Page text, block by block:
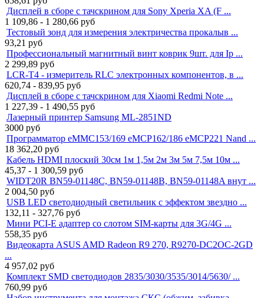
Дисплей в сборе с тачскрином для Sony Xperia XA (F ...
1 109,86 - 1 280,66 руб
Тестовый зонд для измерения электричества прокалыв ...
93,21 руб
Профессиональный магнитный винт коврик 9шт. для Ip ...
2 299,89 руб
LCR-T4 - измеритель RLC электронных компонентов, в ...
620,74 - 839,95 руб
Дисплей в сборе с тачскрином для Xiaomi Redmi Note ...
1 227,39 - 1 490,55 руб
Лазерный принтер Samsung ML-2851ND
3000 руб
Программатор eMMC153/169 eMCP162/186 eMCP221 Nand ...
18 362,20 руб
Кабель HDMI плоский 30см 1м 1,5м 2м 3м 5м 7,5м 10м ...
45,37 - 1 300,59 руб
WIDT20R BN59-01148C, BN59-01148B, BN59-01148A внут ...
2 004,50 руб
USB LED светодиодный светильник с эффектом звездно ...
132,11 - 327,76 руб
Мини PCI-E адаптер со слотом SIM-карты для 3G/4G ...
558,35 руб
Видеокарта ASUS AMD Radeon R9 270, R9270-DC2OC-2GD
...
4 957,02 руб
Комплект SMD светодиодов 2835/3030/3535/3014/5630/ ...
760,99 руб